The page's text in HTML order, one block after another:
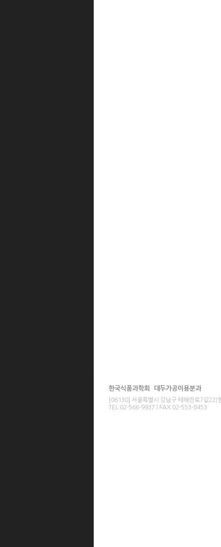
한국식품과학회 대두가공이용분과
[06130] 서울특별시 강남구 테헤란로7길22(
TEL:02-566-9937 l FAX:02-553-8453